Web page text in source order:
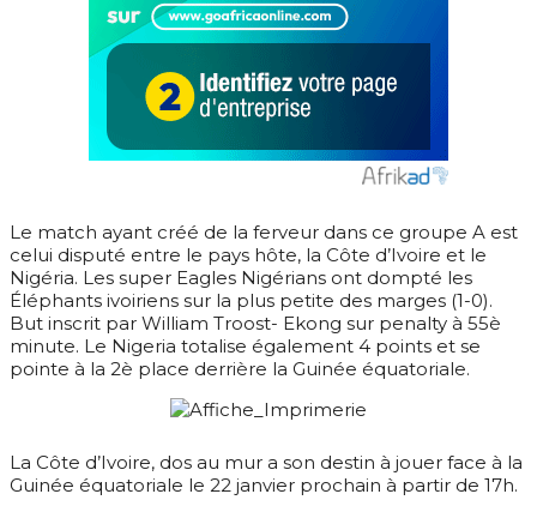
Le match ayant créé de la ferveur dans ce groupe A est
celui disputé entre le pays hôte, la Côte d’Ivoire et le
Nigéria. Les super Eagles Nigérians ont dompté les
Éléphants ivoiriens sur la plus petite des marges (1-0).
But inscrit par William Troost- Ekong sur penalty à 55è
minute. Le Nigeria totalise également 4 points et se
pointe à la 2è place derrière la Guinée équatoriale.
La Côte d’Ivoire, dos au mur a son destin à jouer face à la
Guinée équatoriale le 22 janvier prochain à partir de 17h.